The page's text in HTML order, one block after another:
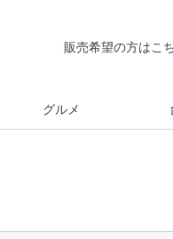
販売希望の方はこ
グルメ